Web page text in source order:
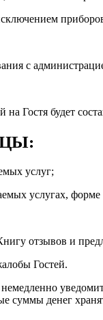
с
Гостя будет
услуг;
услугах, форме
отзывов и
Гостей.
денег